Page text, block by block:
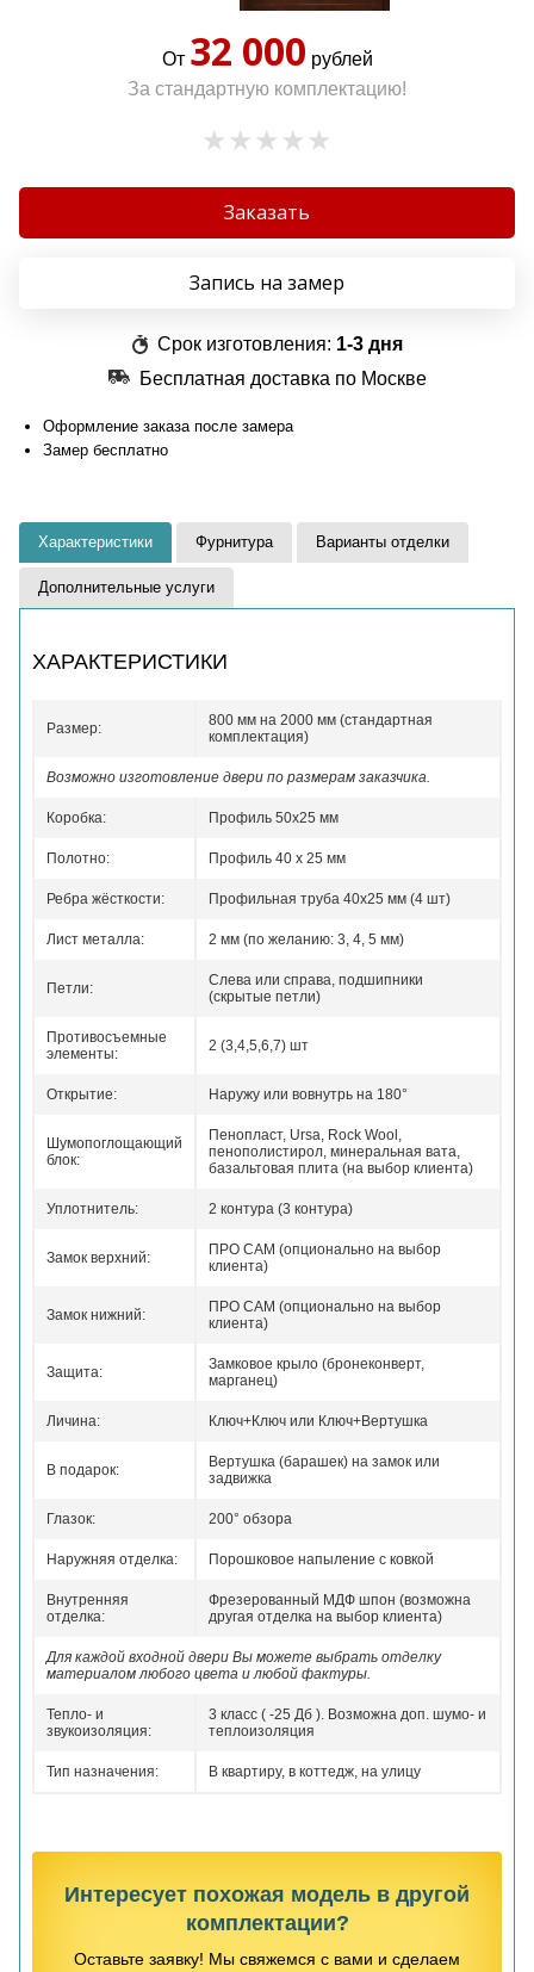
От 32 000 рублей
За стандартную комплектацию!
Заказать
Запись на замер
Срок изготовления: 1-3 дня
Бесплатная доставка по Москве
Оформление заказа после замера
Замер бесплатно
Характеристики Фурнитура Варианты отделки
Дополнительные услуги
ХАРАКТЕРИСТИКИ
Размер:
800 мм на 2000 мм (стандартная
комплектация)
Возможно изготовление двери по размерам заказчика.
Коробка: Профиль 50x25 мм
Полотно: Профиль 40 x 25 мм
Ребра жёсткости: Профильная труба 40х25 мм (4 шт)
Лист металла: 2 мм (по желанию: 3, 4, 5 мм)
Петли:
Слева или справа, подшипники
(скрытые петли)
Противосъемные
элементы:
2 (3,4,5,6,7) шт
Открытие: Наружу или вовнутрь на 180°
Шумопоглощающий
блок:
Пенопласт, Ursa, Rock Wool,
пенополистирол, минеральная вата,
базальтовая плита (на выбор клиента)
Уплотнитель: 2 контура (3 контура)
Замок верхний:
ПРО САМ (опционально на выбор
клиента)
Замок нижний:
ПРО САМ (опционально на выбор
клиента)
Защита:
Замковое крыло (бронеконверт,
марганец)
Личина: Ключ+Ключ или Ключ+Вертушка
В подарок:
Вертушка (барашек) на замок или
задвижка
Глазок: 200° обзора
Наружняя отделка: Порошковое напыление с ковкой
Внутренняя
отделка:
Фрезерованный МДФ шпон (возможна
другая отделка на выбор клиента)
Для каждой входной двери Вы можете выбрать отделку
материалом любого цвета и любой фактуры.
Тепло- и
звукоизоляция:
3 класс ( -25 Дб ). Возможна доп. шумо- и
теплоизоляция
Тип назначения: В квартиру, в коттедж, на улицу
Интересует похожая модель в другой
комплектации?
Оставьте заявку! Мы свяжемся с вами и сделаем